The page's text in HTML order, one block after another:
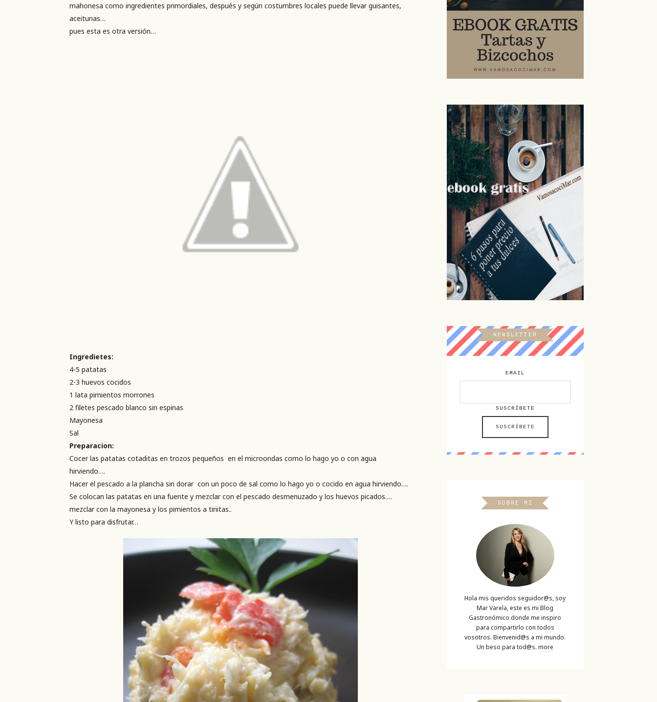
mahonesa como ingredientes primordiales, después y según costumbres locales puede llevar guisantes,
aceitunas…
pues esta es otra versión…
Ingredietes:
4-5 patatas
2-3 huevos cocidos
1 lata pimientos morrones
2 filetes pescado blanco sin espinas
Mayonesa
Sal
Preparacion:
Cocer las patatas cotaditas en trozos pequeños en el microondas como lo hago yo o con agua
hirviendo….
Hacer el pescado a la plancha sin dorar con un poco de sal como lo hago yo o cocido en agua hirviendo….
Se colocan las patatas en una fuente y mezclar con el pescado desmenuzado y los huevos picados….
mezclar con la mayonesa y los pimientos a tiriitas..
Y listo para disfrutar…
NEWSLETTER
EMAIL
SUSCRÍBETE
SOBRE MI
Hola mis queridos seguidor@s, soy
Mar Varela, este es mi Blog
Gastronómico donde me inspiro
para compartirlo con todos
vosotros. Bienvenid@s a mi mundo.
Un beso para tod@s.more